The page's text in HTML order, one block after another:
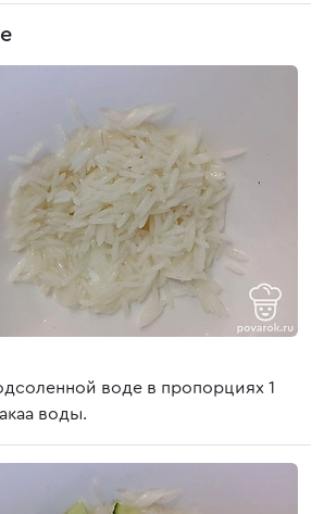
воде в пропорциях 1
воды.